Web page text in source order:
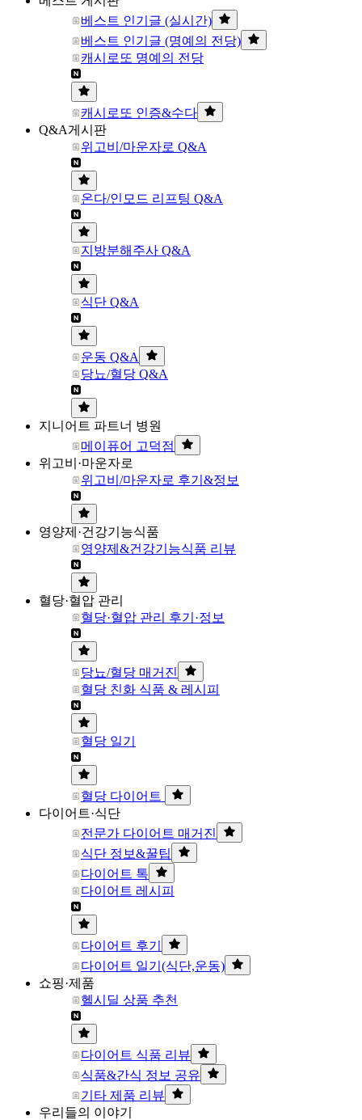
베스트 인기글 (실시간)
베스트 인기글 (명예의 전당)
캐시로또 명예의 전당
캐시로또 인증&수다
Q&A게시판
위고비/마운자로 Q&A
온다/인모드 리프팅 Q&A
지방분해주사 Q&A
식단 Q&A
운동 Q&A
당뇨/혈당 Q&A
지니어트 파트너 병원
메이퓨어 고덕점
위고비·마운자로
위고비/마운자로 후기&정보
영양제·건강기능식품
영양제&건강기능식품 리뷰
혈당·혈압 관리
혈당·혈압 관리 후기·정보
당뇨/혈당 매거진
혈당 친화 식품 & 레시피
혈당 일기
혈당 다이어트
다이어트·식단
전문가 다이어트 매거진
식단 정보&꿀팁
다이어트 톡
다이어트 레시피
다이어트 후기
다이어트 일기(식단,운동)
쇼핑·제품
헬시딜 상품 추천
다이어트 식품 리뷰
식품&간식 정보 공유
기타 제품 리뷰
우리들의 이야기